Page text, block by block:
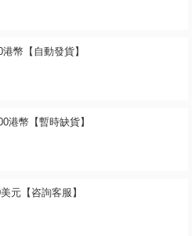
幣【自動發貨】
港幣【暫時缺貨】
元【咨詢客服】